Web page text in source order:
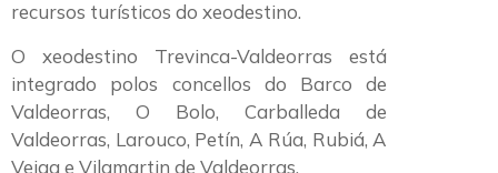
recursos turísticos do xeodestino.
O xeodestino Trevinca-Valdeorras está
integrado polos concellos do Barco de
Valdeorras, O Bolo, Carballeda de
Valdeorras, Larouco, Petín, A Rúa, Rubiá, A
Veiga e Vilamartin de Valdeorras.